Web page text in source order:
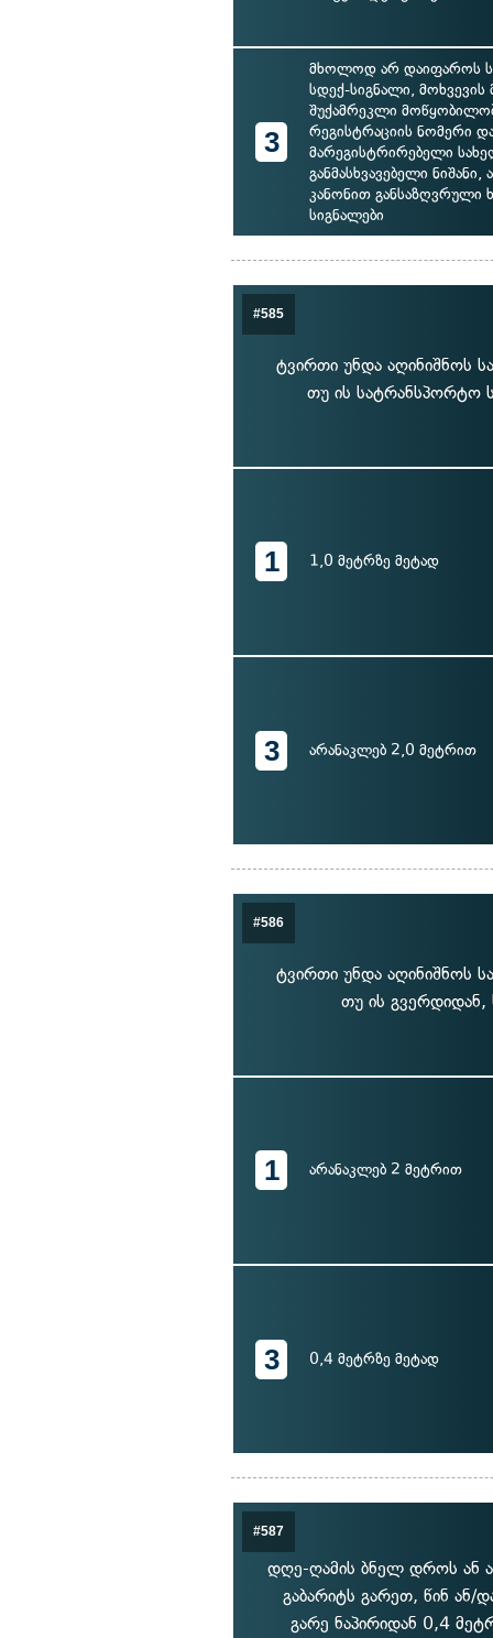
3
მხოლოდ არ დაიფაროს
სდექ-სიგნალი, მოხვევის
შუქამრეკლი
რეგისტრაციის ნომერი
მარეგისტრირებელი
განმასხვავებელი ნიშანი,
კანონით განსაზღვრული
სიგნალები
#585
ტვირთი უნდა აღინიშნოს
თუ ის სატრანსპორტო
1 1,0 მეტრზე მეტად
3 არანაკლებ 2,0 მეტრით
#586
ტვირთი უნდა აღინიშნოს
თუ ის გვერდიდან,
1 არანაკლებ 2 მეტრით
3 0,4 მეტრზე მეტად
#587
დღე-ღამის ბნელ დროს ან
გაბარიტს გარეთ, წინ ან/
გარე ნაპირიდან 0,4